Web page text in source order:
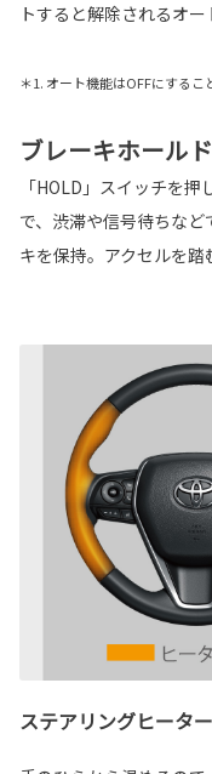
トすると解除されるオー
＊1. オート機能はOFFにするこ
ブレーキホールド
「HOLD」スイッチを
で、渋滞や信号待ちな
キを保持。アクセルを踏
ステアリングヒーター